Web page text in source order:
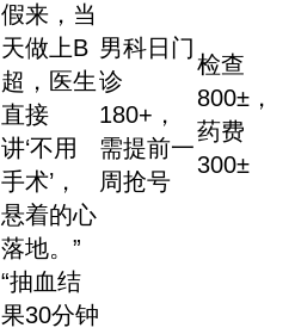
假来，当
天做上B
超，医生
直接
讲‘不用
手术’，
悬着的心
落地。”
男科日门
诊
180+，
需提前一
周抢号
检查
800±，
药费
300±
“抽血结
果30分钟